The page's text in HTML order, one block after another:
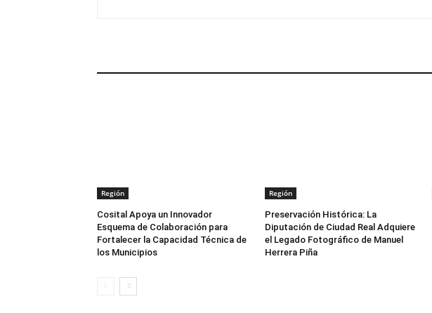
Región
Cosital Apoya un Innovador
Esquema de Colaboración para
Fortalecer la Capacidad Técnica de
los Municipios
Región
Preservación Histórica: La
Diputación de Ciudad Real Adquiere
el Legado Fotográfico de Manuel
Herrera Piña